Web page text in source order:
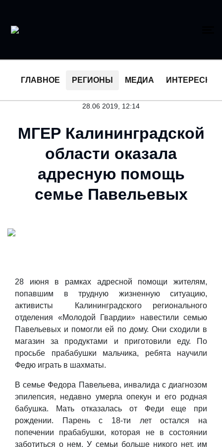
ГЛАВНОЕ РЕГИОНЫ МЕДИА ИНТЕРЕСНОЕ
28.06 2019, 12:14
МГЕР Калининградской
области оказала
адресную помощь
семье Павельевых
28 июня в рамках адресной помощи жителям,
попавшим в трудную жизненную ситуацию,
активисты Калининградского регионального
отделения
«Молодой Гвардии» навестили семью
Павельевых и помогли ей по дому. Они сходили в
магазин за продуктами и приготовили еду. По
просьбе прабабушки мальчика, ребята научили
Федю играть в шахматы.
В семье Федора Павельева, инвалида с диагнозом
эпилепсия, недавно умерла опекун и его родная
бабушка. Мать отказалась от Феди еще при
рождении. Парень с 18-ти лет остался на
попечении прабабушки, которая не в состоянии
заботиться о нем. У семьи больше никого нет, им